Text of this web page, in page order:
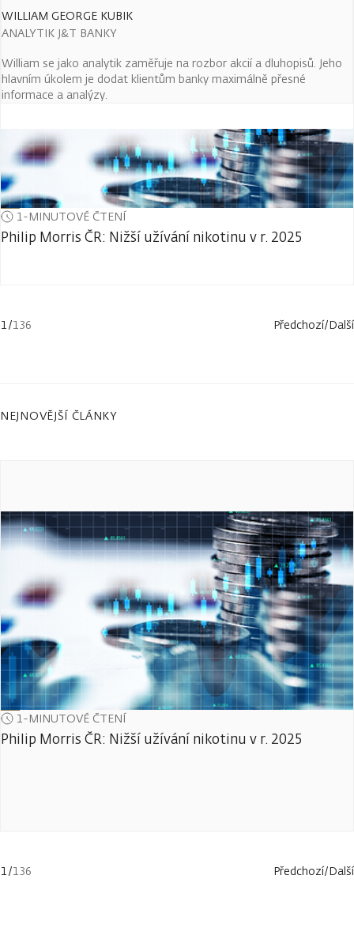
WILLIAM GEORGE KUBIK
ANALYTIK J&T BANKY
William se jako analytik zaměřuje na rozbor akcií a dluhopisů. Jeho
hlavním úkolem je dodat klientům banky maximálně přesné
informace a analýzy.
1-MINUTOVÉ ČTENÍ
Philip Morris ČR: Nižší užívání nikotinu v r. 2025
1/136 Předchozí/Další
NEJNOVĚJŠÍ ČLÁNKY
1-MINUTOVÉ ČTENÍ
Philip Morris ČR: Nižší užívání nikotinu v r. 2025
1/136 Předchozí/Další